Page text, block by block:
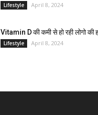
Lifestyle April 8, 2024
Vitamin D की कमी से हो रही लोगो की
Lifestyle April 8, 2024